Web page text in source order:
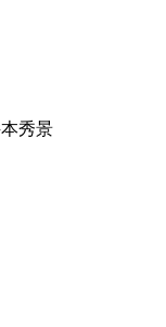
秀景